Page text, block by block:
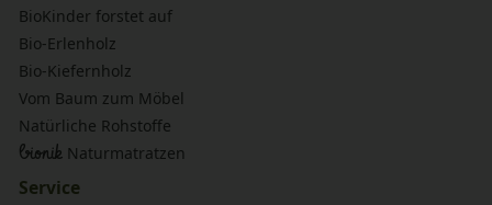
BioKinder forstet auf
Bio-Erlenholz
Bio-Kiefernholz
Vom Baum zum Möbel
Natürliche Rohstoffe
bionik Naturmatratzen
Service